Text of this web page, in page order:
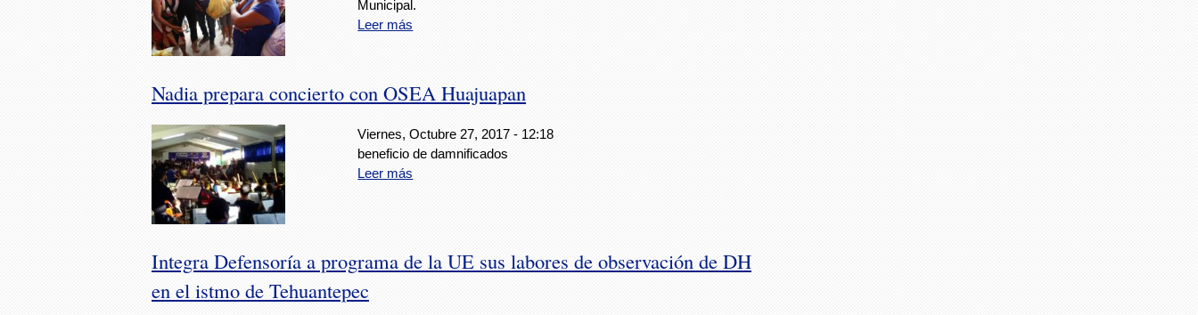
Municipal.
Leer más
Nadia prepara concierto con OSEA Huajuapan
Viernes, Octubre 27, 2017 - 12:18
beneficio de damnificados
Leer más
Integra Defensoría a programa de la UE sus labores de observación de DH
en el istmo de Tehuantepec